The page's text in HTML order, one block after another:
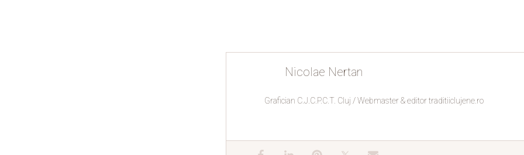
Nicolae Nertan
Grafician C.J.C.P.C.T. Cluj / Webmaster & editor traditiiclujene.ro